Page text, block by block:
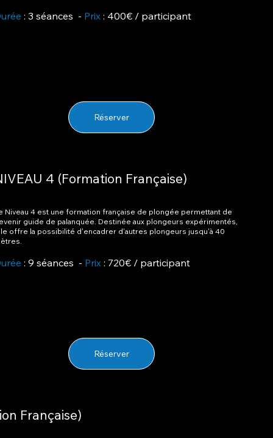
: 3 séances - Prix : 400€ / participant
Réserver
4 (Formation Française)
Niveau 4 est une formation française de plongée permettant de
guide de palanquée. Destinée aux plongeurs expérimentés,
offre la possibilité d'encadrer d'autres plongeurs jusqu'à 40
: 9 séances - Prix : 720€ / participant
Réserver
Française)